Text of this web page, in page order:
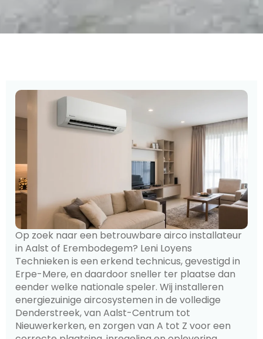
Op zoek naar een betrouwbare airco installateur
in Aalst of Erembodegem? Leni Loyens
Technieken is een erkend technicus, gevestigd in
Erpe-Mere, en daardoor sneller ter plaatse dan
eender welke nationale speler. Wij installeren
energiezuinige aircosystemen in de volledige
Denderstreek, van Aalst-Centrum tot
Nieuwerkerken, en zorgen van A tot Z voor een